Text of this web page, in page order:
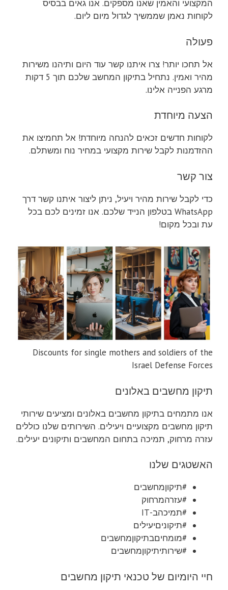
המקצועי והאמין שאנו מספקים. אנו גאים בבסיס
לקוחות נאמן שממשיך לגדול מיום ליום.
פעולה
אל תחכו יותר! צרו איתנו קשר עוד היום ותיהנו משירות
מהיר ואמין. נתחיל בתיקון המחשב שלכם תוך 5 דקות
מרגע הפנייה אלינו.
הצעה מיוחדת
לקוחות חדשים זכאים להנחה מיוחדת! אל תחמיצו את
ההזדמנות לקבל שירות מקצועי במחיר נוח ומשתלם.
צור קשר
כדי לקבל שירות מהיר ויעיל, ניתן ליצור איתנו קשר דרך
WhatsApp בטלפון הנייד שלכם. אנו זמינים לכם בכל
עת ובכל מקום!
Discounts for single mothers and soldiers of the
Israel Defense Forces
תיקון מחשבים באלונים
אנו מתמחים בתיקון מחשבים באלונים ומציעים שירותי
תיקון מחשבים מקצועיים ויעילים. השירותים שלנו כוללים
עזרה מרחוק, תמיכה בתחום המחשבים ותיקונים יעילים.
האשטגים שלנו
#תיקוןמחשבים
#עזרהמרחוק
#תמיכהב-IT
#תיקוניםיעילים
#מומחיםבתיקוןמחשבים
#שירותיתיקוןמחשבים
חיי היומיום של טכנאי תיקון מחשבים